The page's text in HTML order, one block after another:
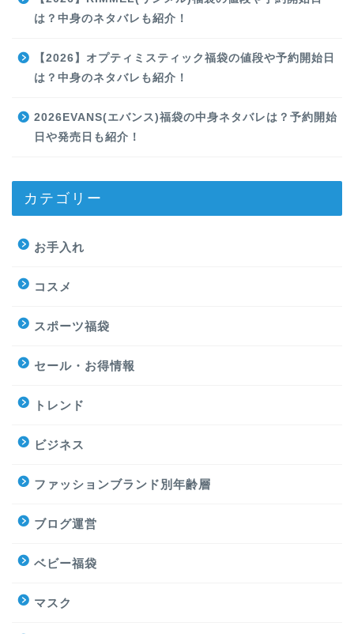
は？中身のネタバレも紹介！
【2026】オプティミスティック福袋の値段や予約開始日
は？中身のネタバレも紹介！
2026EVANS(エバンス)福袋の中身ネタバレは？予約開始
日や発売日も紹介！
カテゴリー
お手入れ
コスメ
スポーツ福袋
セール・お得情報
トレンド
ビジネス
ファッションブランド別年齢層
ブログ運営
ベビー福袋
マスク